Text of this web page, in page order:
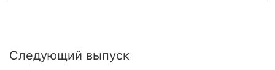
Следующий выпуск